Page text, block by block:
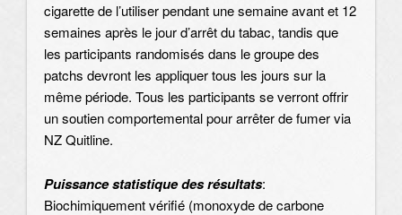
cigarette de l’utiliser pendant une semaine avant et 12
semaines après le jour d’arrêt du tabac, tandis que
les participants randomisés dans le groupe des
patchs devront les appliquer tous les jours sur la
même période. Tous les participants se verront offrir
un soutien comportemental pour arrêter de fumer via
NZ Quitline.
Puissance statistique des résultats:
Biochimiquement vérifié (monoxyde de carbone